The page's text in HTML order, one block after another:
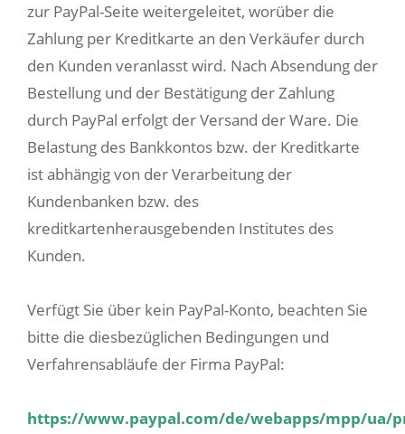
zur PayPal-Seite weitergeleitet, worüber die
Zahlung per Kreditkarte an den Verkäufer durch
den Kunden veranlasst wird. Nach Absendung der
Bestellung und der Bestätigung der Zahlung
durch PayPal erfolgt der Versand der Ware. Die
Belastung des Bankkontos bzw. der Kreditkarte
ist abhängig von der Verarbeitung der
Kundenbanken bzw. des
kreditkartenherausgebenden Institutes des
Kunden.
Verfügt Sie über kein PayPal-Konto, beachten Sie
bitte die diesbezüglichen Bedingungen und
Verfahrensabläufe der Firma PayPal:
https://www.paypal.com/de/webapps/mpp/ua/